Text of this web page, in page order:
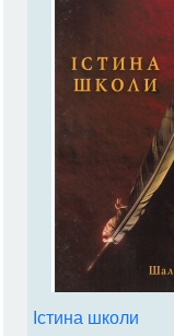
Істина школи